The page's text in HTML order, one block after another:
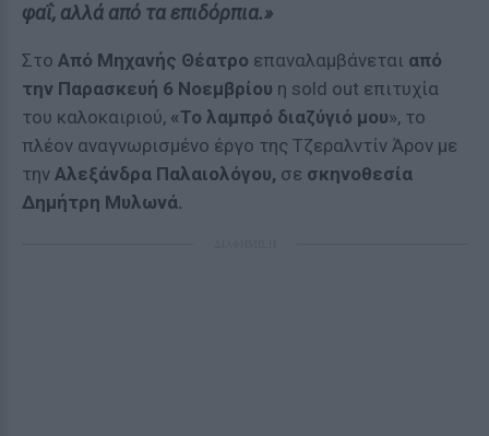
φαΐ, αλλά από τα επιδόρπια.»
Στο Από Μηχανής Θέατρο επαναλαμβάνεται από
την Παρασκευή 6 Νοεμβρίου η sold out επιτυχία
του καλοκαιριού, «Το λαμπρό διαζύγιό μου», το
πλέον αναγνωρισμένο έργο της Τζεραλντίν Άρον με
την Αλεξάνδρα Παλαιολόγου, σε σκηνοθεσία
Δημήτρη Μυλωνά.